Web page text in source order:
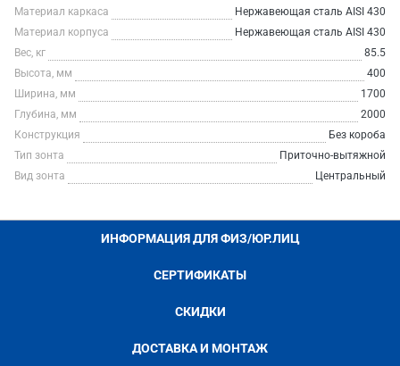
Материал каркаса
Нержавеющая сталь AISI 430
Материал корпуса
Нержавеющая сталь AISI 430
Вес, кг
85.5
Высота, мм
400
Ширина, мм
1700
Глубина, мм
2000
Конструкция
Без короба
Тип зонта
Приточно-вытяжной
Вид зонта
Центральный
ИНФОРМАЦИЯ ДЛЯ ФИЗ/ЮР.ЛИЦ
СЕРТИФИКАТЫ
СКИДКИ
ДОСТАВКА И МОНТАЖ